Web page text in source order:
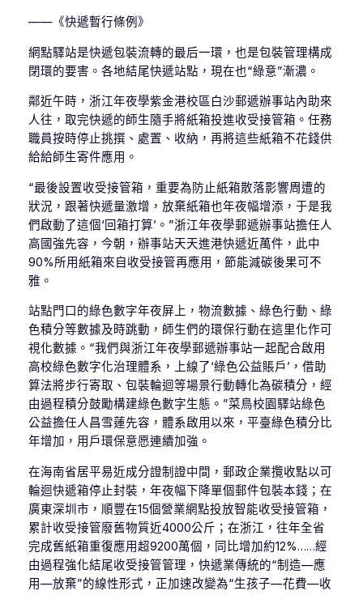
——《快遞暫行條例》
網點驛站是快遞包裝流轉的最后一環，也是包裝管理構成
閉環的要害。各地結尾快遞站點，現在也“綠意”漸濃。
鄰近午時，浙江年夜學紫金港校區白沙郵遞辦事站內助來
人往，取完快遞的師生隨手將紙箱投進收受接管箱。任務
職員按時停止挑撰、處置、收納，再將這些紙箱不花錢供
給給師生寄件應用。
“最後設置收受接管箱，重要為防止紙箱散落影響周遭的
狀況，跟著快遞量激增，放棄紙箱也年夜幅增添，于是我
們啟動了這個‘回箱打算’。”浙江年夜學郵遞辦事站擔任人
高國強先容，今朝，辦事站天天進港快遞近萬件，此中
90%所用紙箱來自收受接管再應用，節能減碳後果可不
雅。
站點門口的綠色數字年夜屏上，物流數據、綠色行動、綠
色積分等數據及時跳動，師生們的環保行動在這里化作可
視化數據。“我們與浙江年夜學郵遞辦事站一起配合啟用
高校綠色數字化治理體系，上線了‘綠色公益賬戶’，借助
算法將步行寄取、包裝輪迴等場景行動轉化為碳積分，經
由過程積分鼓勵構建綠色數字生態。”菜鳥校園驛站綠色
公益擔任人昌雪蓮先容，體系啟用以來，平臺綠色積分比
年增加，用戶環保意愿連續加強。
在海南省居平易近成分證制證中間，郵政企業攬收點以可
輪迴快遞箱停止封裝，年夜幅下降單個郵件包裝本錢；在
廣東深圳市，順豐在15個營業網點投放智能收受接管箱，
累計收受接管廢舊物質近4000公斤；在浙江，往年全省
完成舊紙箱重復應用超9200萬個，同比增加約12%……經
由過程強化結尾收受接管管理，快遞業傳統的“制造—應
用—放棄”的線性形式，正加速改變為“生孩子—花費—收